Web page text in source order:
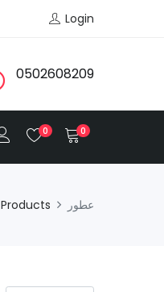
Login
0502608209
0 0
Products عطور